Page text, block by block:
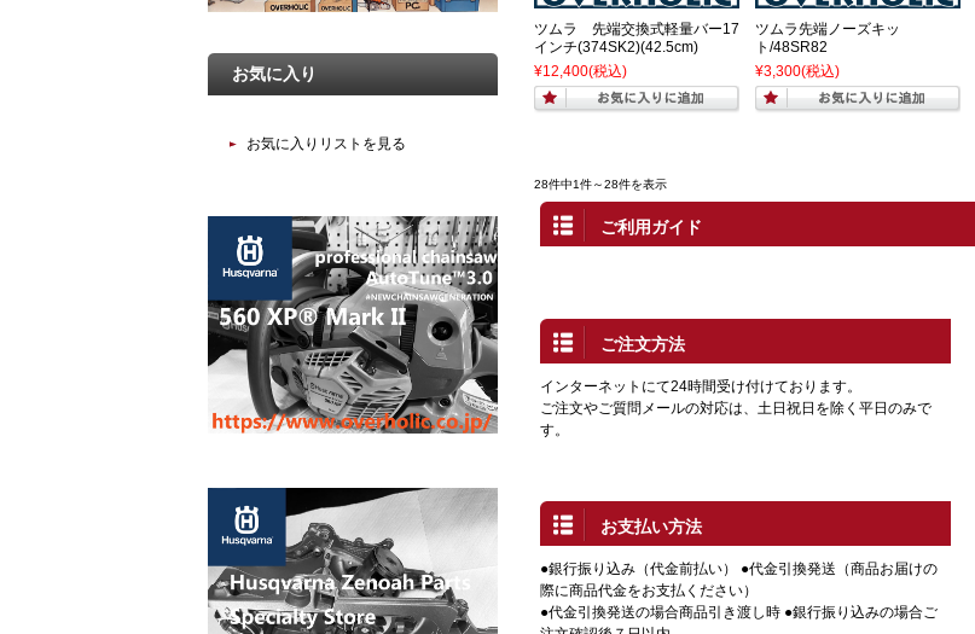
ツムラ 先端交換式軽量バー17
インチ(374SK2)(42.5cm)
¥12,400(税込)
ツムラ先端ノーズキッ
ト/48SR82
¥3,300(税込)
28件中1件～28件を表示
ご利用ガイド
ご注文方法
インターネットにて24時間受け付けております。
ご注文やご質問メールの対応は、土日祝日を除く平日のみで
す。
お支払い方法
●銀行振り込み（代金前払い） ●代金引換発送（商品お届けの
際に商品代金をお支払ください）
●代金引換発送の場合商品引き渡し時 ●銀行振り込みの場合ご
お気に入り
お気に入りリストを見る